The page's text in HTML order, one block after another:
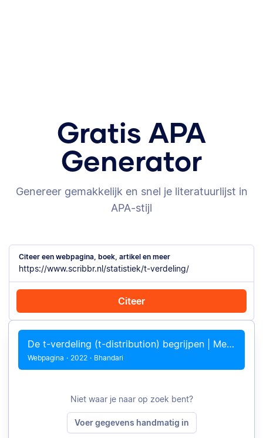
Gratis APA
Generator
Genereer gemakkelijk en snel je literatuurlijst in
APA-stijl
Citeer een webpagina, boek, artikel en meer
Citeer
Citeer met Chrome Citeer handmatig
De t-verdeling (t-distribution) begrijpen | Met voorbeelden
Webpagina · 2022 · Bhandari
Niet waar je naar op zoek bent?
Voer gegevens handmatig in